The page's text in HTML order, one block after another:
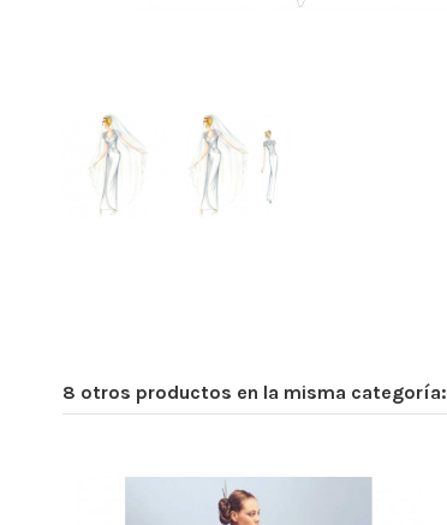
8 otros productos en la misma categoría: